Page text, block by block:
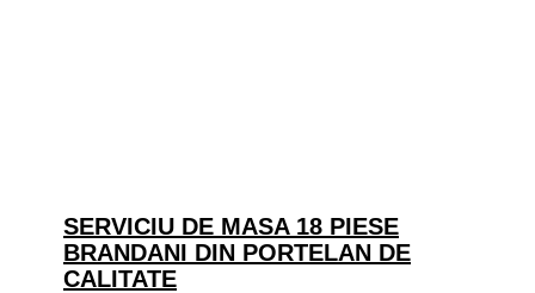
SERVICIU DE MASA 18 PIESE
BRANDANI DIN PORTELAN DE
CALITATE